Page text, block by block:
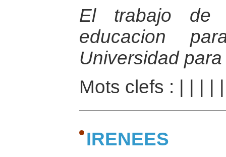
El trabajo de
educacion
Universidad
Mots clefs :
IRENEES